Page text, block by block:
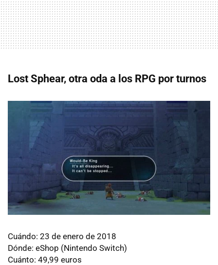
Lost Sphear, otra oda a los RPG por turnos
Cuándo: 23 de enero de 2018
Dónde: eShop (Nintendo Switch)
Cuánto: 49,99 euros